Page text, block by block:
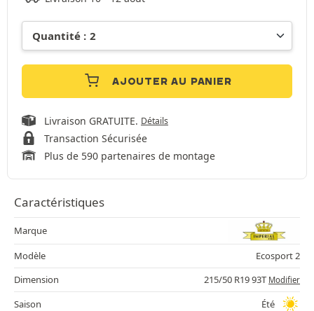
AJOUTER AU PANIER
Livraison GRATUITE. Détails
Transaction Sécurisée
Plus de 590 partenaires de montage
Caractéristiques
Marque
Modèle
Ecosport 2
Dimension
215/50 R19 93T Modifier
Saison
Été